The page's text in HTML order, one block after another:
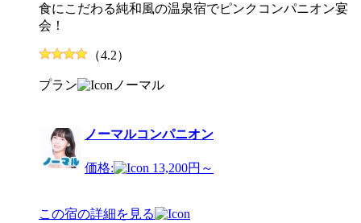
食にこだわる純和風の温泉宿でピンクコンパニオン宴
会！
（4.2）
プラン ノーマル
ノーマルコンパニオン
価格: 13,200円～
この宿の詳細を見る